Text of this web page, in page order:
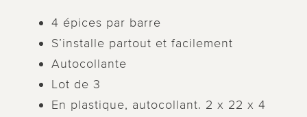
4 épices par barre
S’installe partout et facilement
Autocollante
Lot de 3
En plastique, autocollant. 2 x 22 x 4